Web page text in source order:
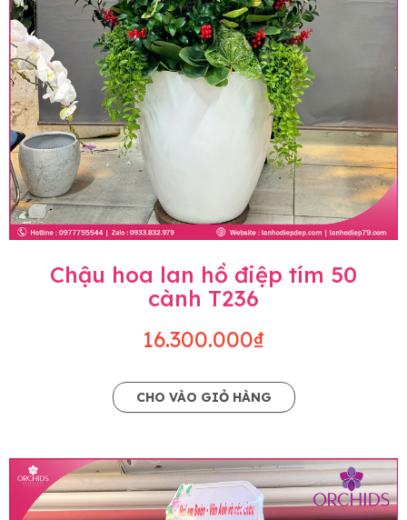
Chậu hoa lan hồ điệp tím 50
cành T236
16.300.000₫
CHO VÀO GIỎ HÀNG